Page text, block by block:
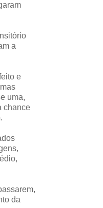
a
e
uma,
chance
da